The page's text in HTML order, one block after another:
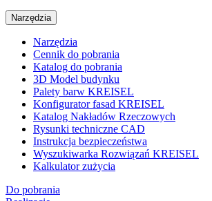
Narzędzia
Narzędzia
Cennik do pobrania
Katalog do pobrania
3D Model budynku
Palety barw KREISEL
Konfigurator fasad KREISEL
Katalog Nakładów Rzeczowych
Rysunki techniczne CAD
Instrukcja bezpieczeństwa
Wyszukiwarka Rozwiązań KREISEL
Kalkulator zużycia
Do pobrania